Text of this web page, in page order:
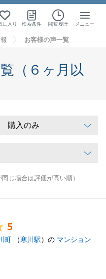
に入り 検索条件 閲覧履歴 メニュー
お客様の声一覧
（６ヶ月以
じ場合は評価が高い順）
5
町 （寒川駅）の マンション